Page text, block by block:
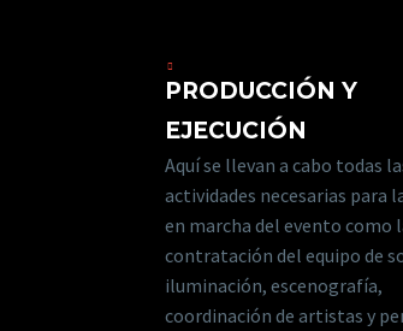
PRODUCCIÓN Y
EJECUCIÓN
Aquí se llevan a cabo todas
actividades necesarias para
en marcha del evento como
contratación del equipo de
iluminación, escenografía,
coordinación de artistas y